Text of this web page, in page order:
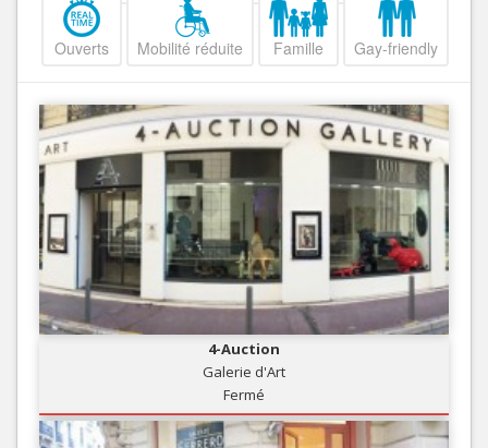
Ouverts Mobilité réduite Famille Gay-friendly
4-Auction
Galerie d'Art
Fermé